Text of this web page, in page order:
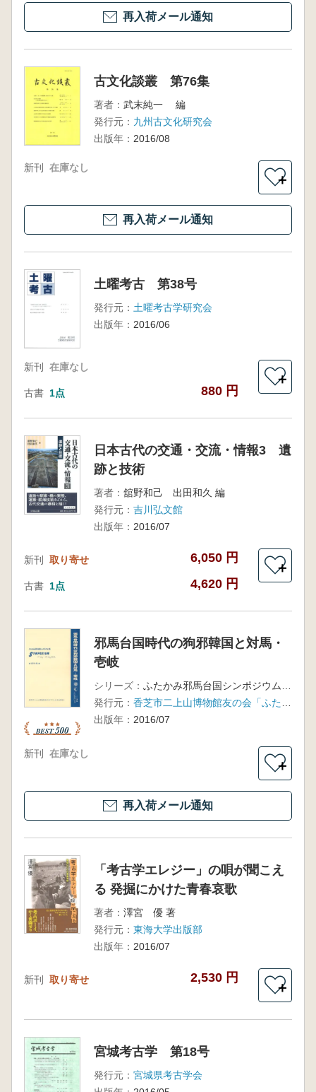
再入荷メール通知
古文化談叢 第76集
著者： 武末純一 編
発行元： 九州古文化研究会
出版年： 2016/08
新刊 在庫なし
＋
再入荷メール通知
土曜考古 第38号
発行元： 土曜考古学研究会
出版年： 2016/06
新刊 在庫なし
古書 1点 880 円
＋
日本古代の交通・交流・情報3 遺
跡と技術
著者： 舘野和己 出田和久 編
発行元： 吉川弘文館
出版年： 2016/07
新刊 取り寄せ 6,050 円
古書 1点 4,620 円
＋
邪馬台国時代の狗邪韓国と対馬・
壱岐
シリーズ：
発行元：
出版年： 2016/07
新刊 在庫なし
＋
再入荷メール通知
「考古学エレジー」の唄が聞こえ
る 発掘にかけた青春哀歌
著者： 澤宮 優 著
発行元： 東海大学出版部
出版年： 2016/07
新刊 取り寄せ 2,530 円
＋
宮城考古学 第18号
発行元： 宮城県考古学会